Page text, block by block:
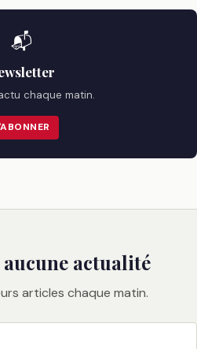
📬
chaque matin.
aucune actualité
articles chaque matin.